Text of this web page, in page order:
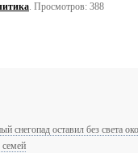
. Просмотров: 388
снегопад оставил без света